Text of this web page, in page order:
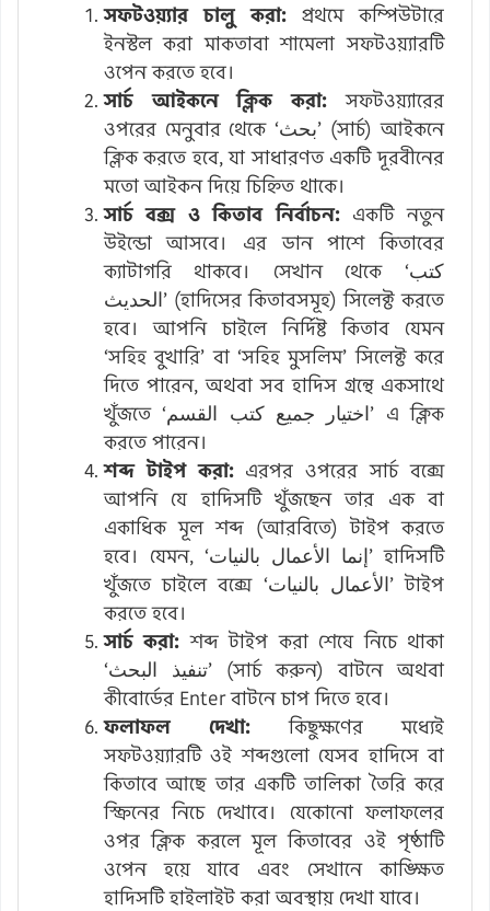
সফটওয়্যার চালু করা:প্রথমে কম্পিউটারে
ইনস্টল করা মাকতাবা শামেলা সফটওয়্যারটি
ওপেন করতে হবে।
সার্চ আইকনে ক্লিক করা: সফটওয়্যারের
ওপরের মেনুবার থেকে ‘بحث’ (সার্চ) আইকনে
ক্লিক করতে হবে, যা সাধারণত একটি দূরবীনের
মতো আইকন দিয়ে চিহ্নিত থাকে।
সার্চ বক্স ও কিতাব নির্বাচন:একটি নতুন
উইন্ডো আসবে। এর ডান পাশে কিতাবের
ক্যাটাগরি থাকবে। সেখান থেকে ‘كتب
الحديث’ (হাদিসের কিতাবসমূহ) সিলেক্ট করতে
হবে। আপনি চাইলে নির্দিষ্ট কিতাব যেমন
‘সহিহ বুখারি’ বা ‘সহিহ মুসলিম’ সিলেক্ট করে
দিতে পারেন, অথবা সব হাদিস গ্রন্থে একসাথে
খুঁজতে ‘اختيار جميع كتب القسم’ এ ক্লিক
করতে পারেন।
শব্দ টাইপ করা:এরপর ওপরের সার্চ বক্সে
আপনি যে হাদিসটি খুঁজছেন তার এক বা
একাধিক মূল শব্দ (আরবিতে) টাইপ করতে
হবে। যেমন, ‘إنما الأعمال بالنيات’ হাদিসটি
খুঁজতে চাইলে বক্সে ‘الأعمال بالنيات’ টাইপ
করতে হবে।
সার্চ করা: শব্দ টাইপ করা শেষে নিচে থাকা
‘تنفيذ البحث’ (সার্চ করুন) বাটনে অথবা
কীবোর্ডের Enter বাটনে চাপ দিতে হবে।
ফলাফল দেখা:কিছুক্ষণের মধ্যেই
সফটওয়্যারটি ওই শব্দগুলো যেসব হাদিসে বা
কিতাবে আছে তার একটি তালিকা তৈরি করে
স্ক্রিনের নিচে দেখাবে। যেকোনো ফলাফলের
ওপর ক্লিক করলে মূল কিতাবের ওই পৃষ্ঠাটি
ওপেন হয়ে যাবে এবং সেখানে কাঙ্ক্ষিত
হাদিসটি হাইলাইট করা অবস্থায় দেখা যাবে।